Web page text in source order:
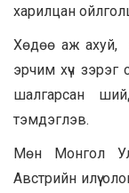
харилцан
Хөдөө аж ахуй,
эрчим хүч зэрэг
шалгарсан
тэмдэглэв.
Мөн Монгол
Австрийн илүү